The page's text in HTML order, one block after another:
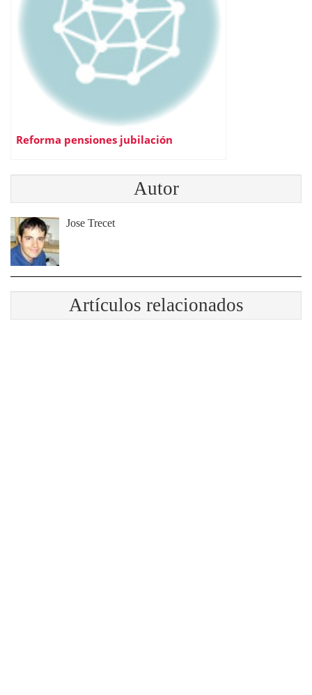
Reforma pensiones jubilación
Autor
Jose Trecet
Artículos relacionados